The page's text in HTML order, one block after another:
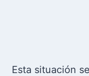
Esta situación